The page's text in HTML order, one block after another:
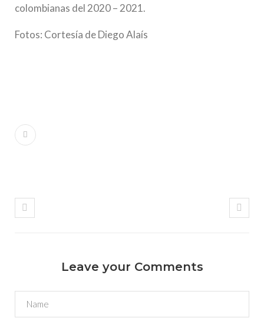
colombianas del 2020 – 2021.
Fotos: Cortesía de Diego Alaís
Leave your Comments